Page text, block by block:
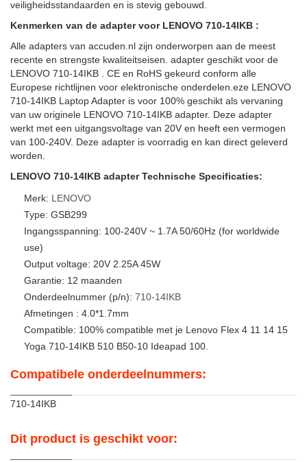
veiligheidsstandaarden en is stevig gebouwd.
Kenmerken van de adapter voor LENOVO 710-14IKB :
Alle adapters van accuden.nl zijn onderworpen aan de meest
recente en strengste kwaliteitseisen. adapter geschikt voor de
LENOVO 710-14IKB . CE en RoHS gekeurd conform alle
Europese richtlijnen voor elektronische onderdelen.eze LENOVO
710-14IKB Laptop Adapter is voor 100% geschikt als vervaning
van uw originele LENOVO 710-14IKB adapter. Deze adapter
werkt met een uitgangsvoltage van 20V en heeft een vermogen
van 100-240V. Deze adapter is voorradig en kan direct geleverd
worden.
LENOVO 710-14IKB adapter Technische Specificaties:
Merk: LENOVO
Type: GSB299
Ingangsspanning: 100-240V ~ 1.7A 50/60Hz (for worldwide
use)
Output voltage: 20V 2.25A 45W
Garantie: 12 maanden
Onderdeelnummer (p/n): 710-14IKB
Afmetingen : 4.0*1.7mm
Compatible: 100% compatible met je Lenovo Flex 4 11 14 15
Yoga 710-14IKB 510 B50-10 Ideapad 100.
Compatibele onderdeelnummers:
710-14IKB
Dit product is geschikt voor: